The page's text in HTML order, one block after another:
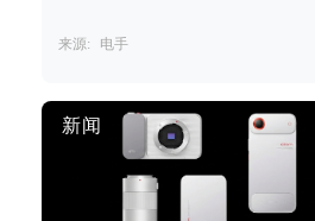
来源: 电手
新闻